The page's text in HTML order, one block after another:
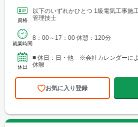
資格
以下のいずれかひとつ 1級電気工事施
管理技士
就業時間
8：00～17：00 休憩：120分
休日
■ 休日：日・他 ※会社カレンダーに
休暇
お気に入り登録